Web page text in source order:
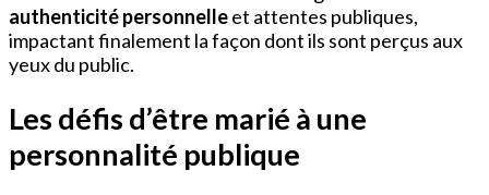
authenticité personnelleet attentes publiques,
impactant finalement la façon dont ils sont perçus aux
yeux du public.
Les défis d’être marié à une
personnalité publique